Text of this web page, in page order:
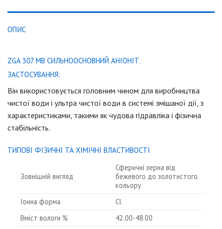
ОПИС
ZGA 307 MB СИЛЬНООСНОВНИЙ АНІОНІТ.
ЗАСТОСУВАННЯ:
Він використовується головним чином для виробництва
чистої води і ультра чистої води в системі змішаної дії, з
характеристиками, такими як чудова гідравліка і фізична
стабільність.
ТИПОВІ ФІЗИЧНІ ТА ХІМІЧНІ ВЛАСТИВОСТІ
Зовнішній вигляд
Сферичні зерна від
бежевого до золотистого
кольору
Іонна форма
Cl
Вміст вологи %
42.00-48.00